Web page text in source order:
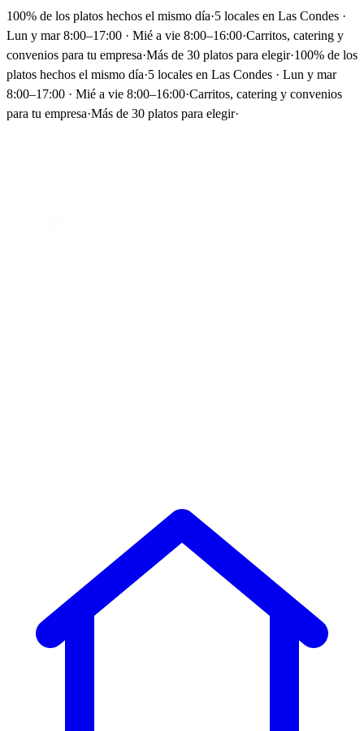
100% de los platos hechos el mismo día·5 locales en Las Condes ·
Lun y mar 8:00–17:00 · Mié a vie 8:00–16:00·Carritos, catering y
convenios para tu empresa·Más de 30 platos para elegir·100% de los
platos hechos el mismo día·5 locales en Las Condes · Lun y mar
8:00–17:00 · Mié a vie 8:00–16:00·Carritos, catering y convenios
para tu empresa·Más de 30 platos para elegir·